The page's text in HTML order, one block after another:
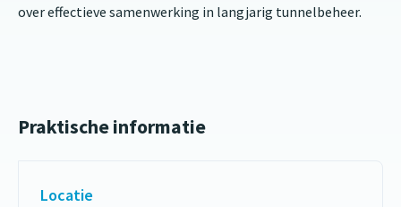
over effectieve samenwerking in langjarig tunnelbeheer.
Praktische informatie
Locatie